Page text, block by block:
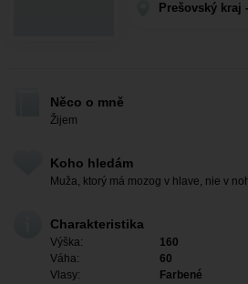
Prešovský kraj
Něco o mně
Žijem
Koho hledám
Muža, ktorý má mozog v hlave, nie v
Charakteristika
Výška:
160
Váha:
60
Vlasy:
Farbené